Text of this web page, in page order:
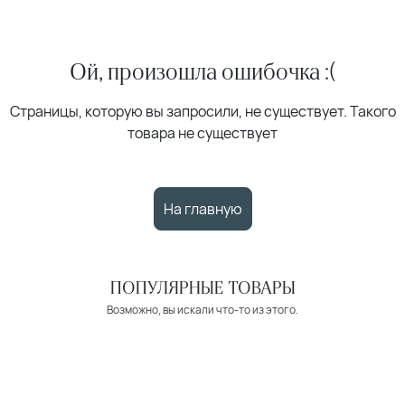
Ой, произошла ошибочка :(
Страницы, которую вы запросили, не существует. Такого
товара не существует
На главную
ПОПУЛЯРНЫЕ ТОВАРЫ
Возможно, вы искали что-то из этого.